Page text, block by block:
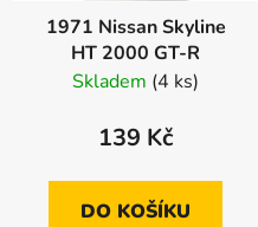
1971 Nissan Skyline
HT 2000 GT-R
Skladem (4 ks)
139 Kč
DO KOŠÍKU